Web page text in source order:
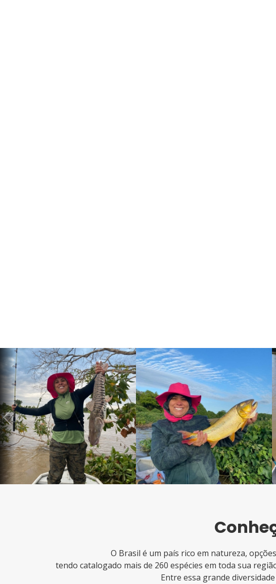
Previous
O Brasil é um país rico em natureza,
tendo catalogado mais de 260 espécies em toda sua
Entre essa grande